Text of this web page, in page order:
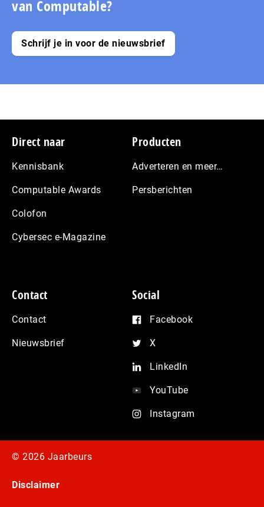
van Computable?
Schrijf je in voor de nieuwsbrief
Footer
Direct naar
Kennisbank
Computable Awards
Colofon
Cybersec e-Magazine
Producten
Adverteren en meer…
Persberichten
Contact
Contact
Nieuwsbrief
Social
Facebook
X
LinkedIn
YouTube
Instagram
© 2026 Jaarbeurs
Disclaimer